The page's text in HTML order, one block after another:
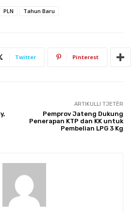
PLN Tahun Baru
Twitter Pinterest
ARTIKULLI TJETËR
Pemprov Jateng Dukung
Penerapan KTP dan KK untuk
Pembelian LPG 3 Kg